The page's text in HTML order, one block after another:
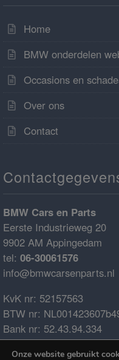
Home
BMW onderdelen
Occasions en
Over ons
Contact
BMW Cars en Parts
Eerste Industrieweg 20
9902 AM Appingedam
tel: 06-30061576
info@bmwcarsenparts.nl
KvK nr: 52157563
BTW nr:
Bank nr: 52.43.94.334
IBAN:
Onze website gebruikt